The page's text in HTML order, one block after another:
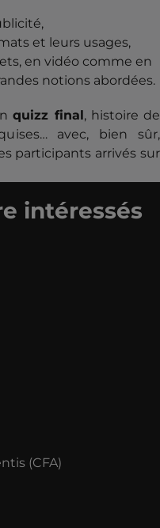
et leurs usages,
en vidéo comme en
notions abordées.
quizz final, histoire de
avec, bien sûr,
participants arrivés sur
intéressés
(CFA)